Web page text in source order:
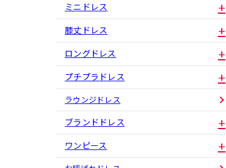
ミニドレス
膝丈ドレス
ロングドレス
プチプラドレス
ラウンジドレス
ブランドドレス
ワンピース